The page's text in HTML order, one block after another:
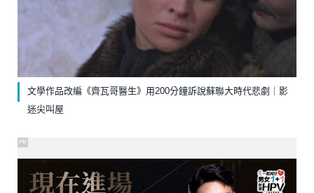
文學作品改編《齊瓦哥醫生》￼用200分鐘訴說蘇聯大時代悲劇｜影
迷尖叫屋
PR